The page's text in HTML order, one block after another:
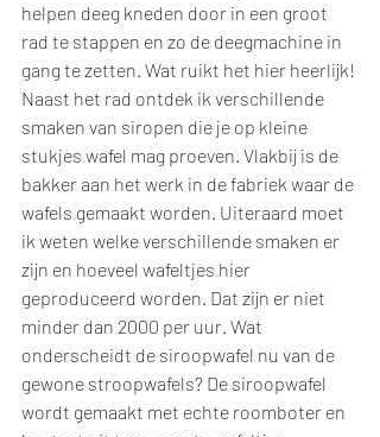
helpen deeg kneden door in een groot
rad te stappen en zo de deegmachine in
gang te zetten. Wat ruikt het hier heerlijk!
Naast het rad ontdek ik verschillende
smaken van siropen die je op kleine
stukjes wafel mag proeven. Vlakbij is de
bakker aan het werk in de fabriek waar de
wafels gemaakt worden. Uiteraard moet
ik weten welke verschillende smaken er
zijn en hoeveel wafeltjes hier
geproduceerd worden. Dat zijn er niet
minder dan 2000 per uur. Wat
onderscheidt de siroopwafel nu van de
gewone stroopwafels? De siroopwafel
wordt gemaakt met echte roomboter en